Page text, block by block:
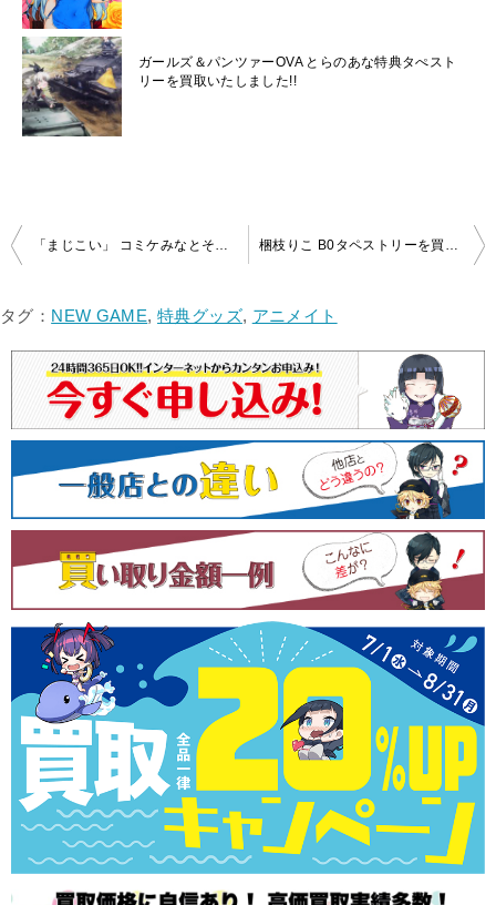
ガールズ＆パンツァーOVA とらのあな特典タぺスト
リーを買取いたしました!!
投
ナ
シ
ョ
タグ： NEW GAME,特典グッズ, アニメイト